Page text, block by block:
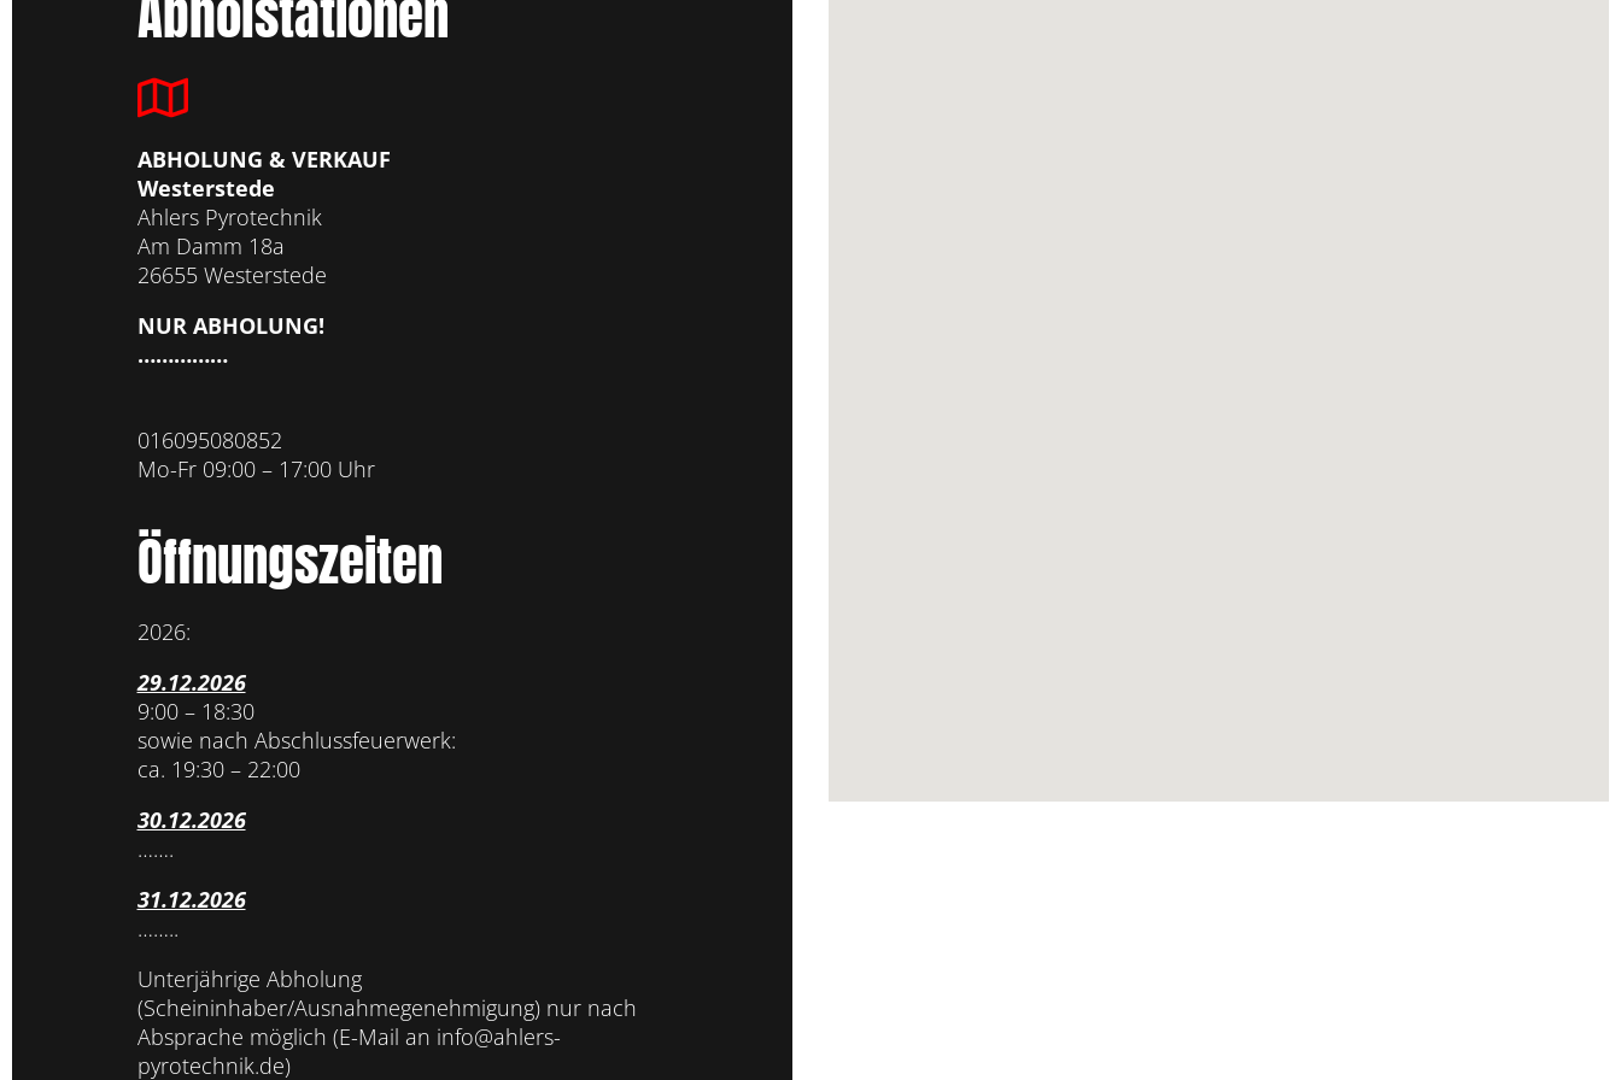
ABHOLUNG & VERKAUF
Westerstede
Ahlers Pyrotechnik
Am Damm 18a
26655 Westerstede
NUR ABHOLUNG!
……………
016095080852
Mo-Fr 09:00 – 17:00 Uhr
Öffnungszeiten
2026:
29.12.2026
9:00 – 18:30
sowie nach Abschlussfeuerwerk:
ca. 19:30 – 22:00
30.12.2026
…….
31.12.2026
……..
Unterjährige Abholung
(Scheininhaber/Ausnahmegenehmigung) nur nach
Absprache möglich (E-Mail an info@ahlers-
pyrotechnik.de)